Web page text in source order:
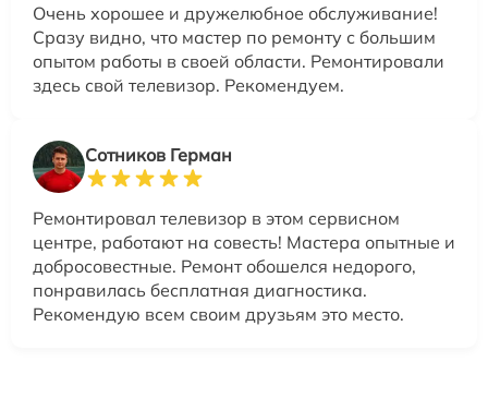
Очень хорошее и дружелюбное обслуживание!
Сразу видно, что мастер по ремонту с большим
опытом работы в своей области. Ремонтировали
здесь свой телевизор. Рекомендуем.
Сотников Герман
Ремонтировал телевизор в этом сервисном
центре, работают на совесть! Мастера опытные и
добросовестные. Ремонт обошелся недорого,
понравилась бесплатная диагностика.
Рекомендую всем своим друзьям это место.